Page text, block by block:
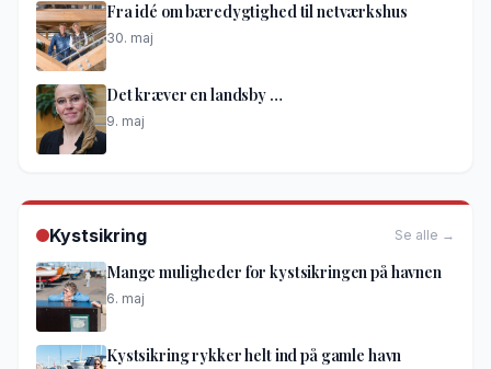
Fra idé om bæredygtighed til netværkshus
30. maj
Det kræver en landsby …
9. maj
Kystsikring Se alle →
Mange muligheder for kystsikringen på havnen
6. maj
Kystsikring rykker helt ind på gamle havn